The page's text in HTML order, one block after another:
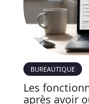
BUREAUTIQUE
Les
après avoir